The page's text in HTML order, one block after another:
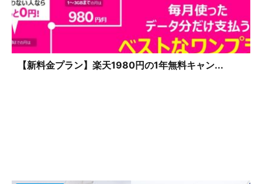
【新料金プラン】楽天1980円の1年無料キャン...